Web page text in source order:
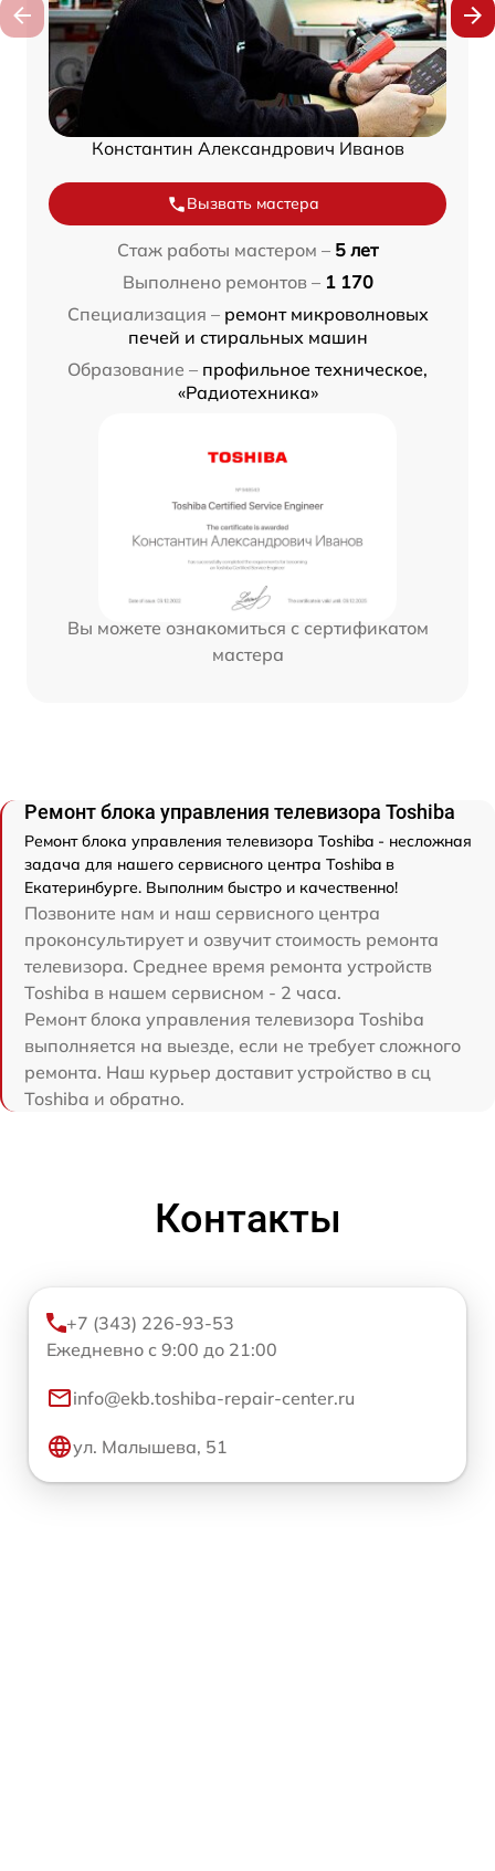
Константин Александрович Иванов
Вызвать мастера
Стаж работы мастером – 5 лет
Выполнено ремонтов – 1 170
Специализация – ремонт микроволновых
печей и стиральных машин
Образование – профильное техническое,
«Радиотехника»
Вы можете ознакомиться с сертификатом
мастера
Ремонт блока управления телевизора Toshiba
Ремонт блока управления телевизора Toshiba - несложная
задача для нашего сервисного центра Toshiba в
Екатеринбурге. Выполним быстро и качественно!
Позвоните нам и наш сервисного центра
проконсультирует и озвучит стоимость ремонта
телевизора. Среднее время ремонта устройств
Toshiba в нашем сервисном - 2 часа.
Ремонт блока управления телевизора Toshiba
выполняется на выезде, если не требует сложного
ремонта. Наш курьер доставит устройство в сц
Toshiba и обратно.
Контакты
+7 (343) 226-93-53
Ежедневно с 9:00 до 21:00
info@ekb.toshiba-repair-center.ru
ул. Малышева, 51